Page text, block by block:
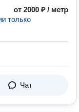
от 2000 ₽ / метр
только
Чат